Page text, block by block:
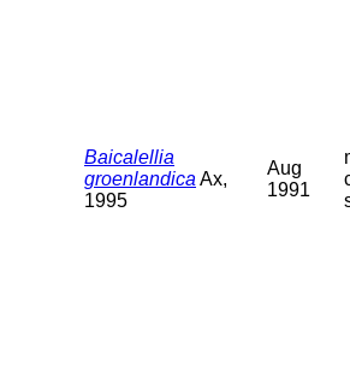
Baicalellia
groenlandica Ax,
1995
Aug
1991